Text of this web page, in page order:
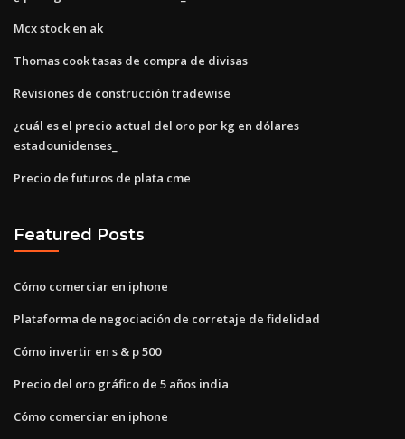
Mcx stock en ak
Thomas cook tasas de compra de divisas
Revisiones de construcción tradewise
¿cuál es el precio actual del oro por kg en dólares
estadounidenses_
Precio de futuros de plata cme
Featured Posts
Cómo comerciar en iphone
Plataforma de negociación de corretaje de fidelidad
Cómo invertir en s & p 500
Precio del oro gráfico de 5 años india
Cómo comerciar en iphone